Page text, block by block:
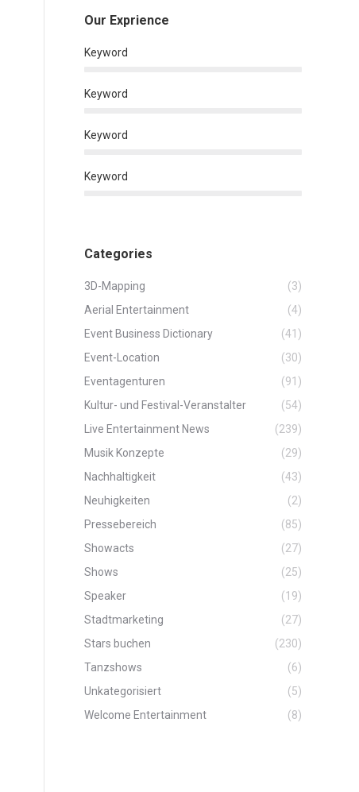
Our Exprience
Keyword
Keyword
Keyword
Keyword
Categories
3D-Mapping
(3)
Aerial Entertainment
(4)
Event Business Dictionary
(41)
Event-Location
(30)
Eventagenturen
(91)
Kultur- und Festival-Veranstalter
(54)
Live Entertainment News
(239)
Musik Konzepte
(29)
Nachhaltigkeit
(43)
Neuhigkeiten
(2)
Pressebereich
(85)
Showacts
(27)
Shows
(25)
Speaker
(19)
Stadtmarketing
(27)
Stars buchen
(230)
Tanzshows
(6)
Unkategorisiert
(5)
Welcome Entertainment
(8)